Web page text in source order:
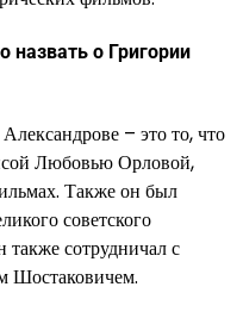
о Григории
– это то, что
Любовью Орловой,
Также он был
советского
сотрудничал с
Шостаковичем.